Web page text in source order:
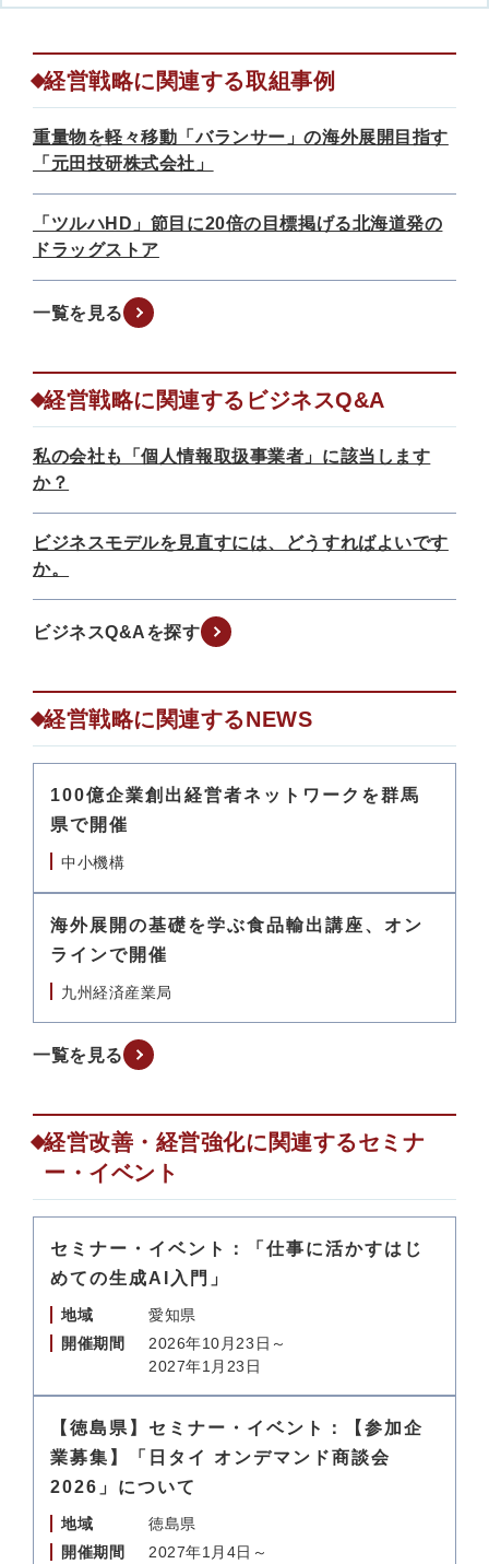
経営戦略に関連する取組事例
重量物を軽々移動「バランサー」の海外展開目指す
「元田技研株式会社」
「ツルハHD」節目に20倍の目標掲げる北海道発の
ドラッグストア
一覧を見る
経営戦略に関連するビジネスQ&A
私の会社も「個人情報取扱事業者」に該当します
か？
ビジネスモデルを見直すには、どうすればよいです
か。
ビジネスQ&Aを探す
経営戦略に関連するNEWS
100億企業創出経営者ネットワークを群馬
県で開催
中小機構
海外展開の基礎を学ぶ食品輸出講座、オン
ラインで開催
九州経済産業局
一覧を見る
経営改善・経営強化に関連するセミナ
ー・イベント
セミナー・イベント：「仕事に活かすはじ
めての生成AI入門」
地域
愛知県
開催期間
2026年10月23日～
2027年1月23日
【徳島県】セミナー・イベント：【参加企
業募集】「日タイ オンデマンド商談会
2026」について
地域
徳島県
開催期間
2027年1月4日～